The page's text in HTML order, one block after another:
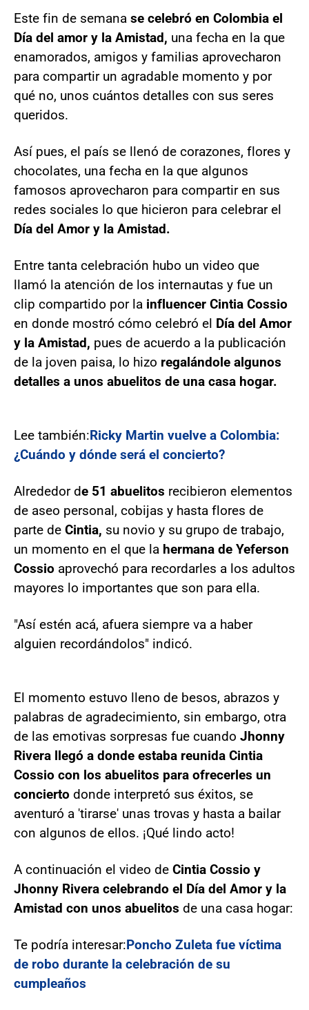
Este fin de semana se celebró en Colombia el
Día del amor y la Amistad, una fecha en la que
enamorados, amigos y familias aprovecharon
para compartir un agradable momento y por
qué no, unos cuántos detalles con sus seres
queridos.
Así pues, el país se llenó de corazones, flores y
chocolates, una fecha en la que algunos
famosos aprovecharon para compartir en sus
redes sociales lo que hicieron para celebrar el
Día del Amor y la Amistad.
Entre tanta celebración hubo un video que
llamó la atención de los internautas y fue un
clip compartido por la influencer Cintia Cossio
en donde mostró cómo celebró el Día del Amor
y la Amistad, pues de acuerdo a la publicación
de la joven paisa, lo hizo regalándole algunos
detalles a unos abuelitos de una casa hogar.
Lee también:Ricky Martin vuelve a Colombia:
¿Cuándo y dónde será el concierto?
Alrededor de 51 abuelitos recibieron elementos
de aseo personal, cobijas y hasta flores de
parte de Cintia, su novio y su grupo de trabajo,
un momento en el que la hermana de Yeferson
Cossio aprovechó para recordarles a los adultos
mayores lo importantes que son para ella.
"Así estén acá, afuera siempre va a haber
alguien recordándolos" indicó.
El momento estuvo lleno de besos, abrazos y
palabras de agradecimiento, sin embargo, otra
de las emotivas sorpresas fue cuando Jhonny
Rivera llegó a donde estaba reunida Cintia
Cossio con los abuelitos para ofrecerles un
concierto donde interpretó sus éxitos, se
aventuró a 'tirarse' unas trovas y hasta a bailar
con algunos de ellos. ¡Qué lindo acto!
A continuación el video de Cintia Cossio y
Jhonny Rivera celebrando el Día del Amor y la
Amistad con unos abuelitos de una casa hogar:
Te podría interesar:Poncho Zuleta fue víctima
de robo durante la celebración de su
cumpleaños